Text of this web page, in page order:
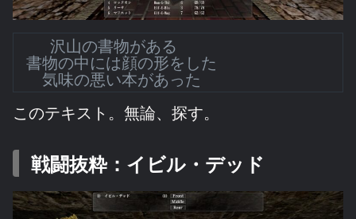
沢山の書物がある
書物の中には顔の形をした
気味の悪い本があった
このテキスト。無論、探す。
戦闘抜粋：イビル・デッド